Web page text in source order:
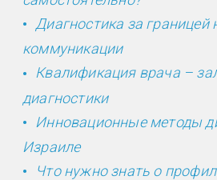
Диагностика за границей
коммуникации
Квалификация врача –
диагностики
Инновационные методы
Израиле
Что нужно знать о